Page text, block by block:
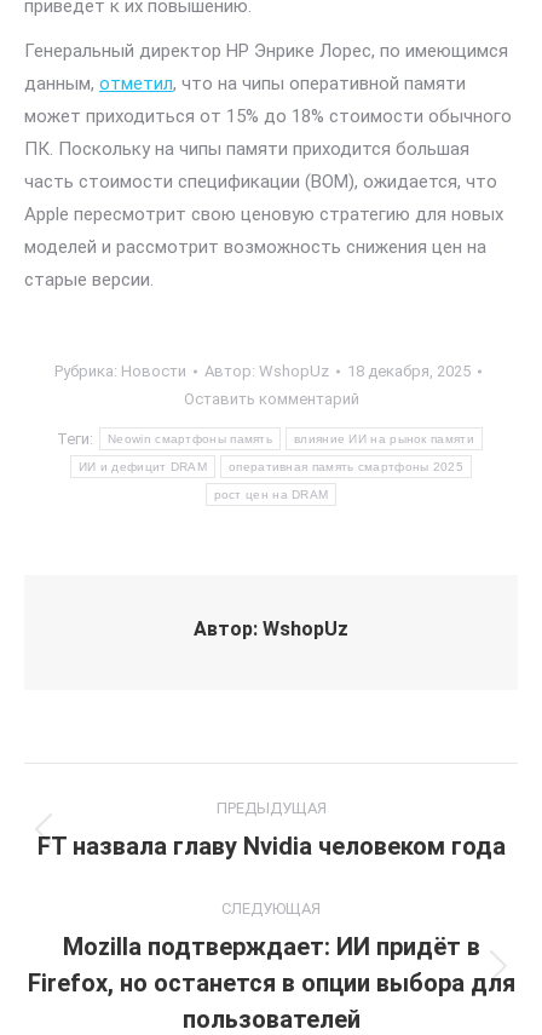
приведёт к их повышению.
Генеральный директор HP Энрике Лорес, по имеющимся
данным, отметил, что на чипы оперативной памяти
может приходиться от 15% до 18% стоимости обычного
ПК. Поскольку на чипы памяти приходится большая
часть стоимости спецификации (BOM), ожидается, что
Apple пересмотрит свою ценовую стратегию для новых
моделей и рассмотрит возможность снижения цен на
старые версии.
Рубрика: Новости Автор: WshopUz
18 декабря, 2025
Оставить комментарий
Теги: Neowin смартфоны память влияние ИИ на рынок памяти
ИИ и дефицит DRAM оперативная память смартфоны 2025
рост цен на DRAM
Автор: WshopUz
по
ПРЕДЫДУЩАЯ
Предыдущая
FT назвала главу Nvidia человеком года
СЛЕДУЮЩАЯ
Следующая
запись:
Mozilla подтверждает: ИИ придёт в
Firefox, но останется в опции выбора для
пользователей